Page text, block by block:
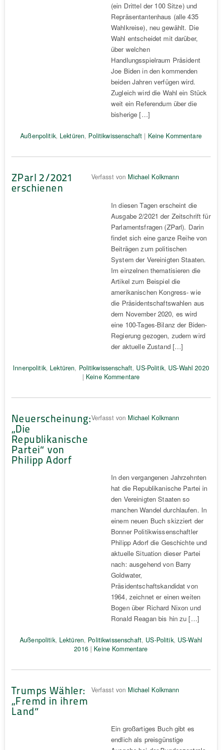
(ein Drittel der 100 Sitze) und
Repräsentantenhaus (alle 435
Wahlkreise), neu gewählt. Die
Wahl entscheidet mit darüber,
über welchen
Handlungsspielraum Präsident
Joe Biden in den kommenden
beiden Jahren verfügen wird.
Zugleich wird die Wahl ein Stück
weit ein Referendum über die
bisherige […]
Außenpolitik, Lektüren, Politikwissenschaft | Keine Kommentare
ZParl 2/2021
erschienen
Verfasst von Michael Kolkmann
In diesen Tagen erscheint die
Ausgabe 2/2021 der Zeitschrift für
Parlamentsfragen (ZParl). Darin
findet sich eine ganze Reihe von
Beiträgen zum politischen
System der Vereinigten Staaten.
Im einzelnen thematisieren die
Artikel zum Beispiel die
amerikanischen Kongress- wie
die Präsidentschaftswahlen aus
dem November 2020, es wird
eine 100-Tages-Bilanz der Biden-
Regierung gezogen, zudem wird
der aktuelle Zustand […]
Innenpolitik, Lektüren, Politikwissenschaft, US-Politik, US-Wahl 2020
| Keine Kommentare
Neuerscheinung:
„Die
Republikanische
Partei“ von
Philipp Adorf
Verfasst von Michael Kolkmann
In den vergangenen Jahrzehnten
hat die Republikanische Partei in
den Vereinigten Staaten so
manchen Wandel durchlaufen. In
einem neuen Buch skizziert der
Bonner Politikwissenschaftler
Philipp Adorf die Geschichte und
aktuelle Situation dieser Partei
nach: ausgehend von Barry
Goldwater,
Präsidentschaftskandidat von
1964, zeichnet er einen weiten
Bogen über Richard Nixon und
Ronald Reagan bis hin zu […]
Außenpolitik, Lektüren, Politikwissenschaft, US-Politik, US-Wahl
2016| Keine Kommentare
Trumps Wähler:
„Fremd in ihrem
Land“
Verfasst von Michael Kolkmann
Ein großartiges Buch gibt es
endlich als preisgünstige